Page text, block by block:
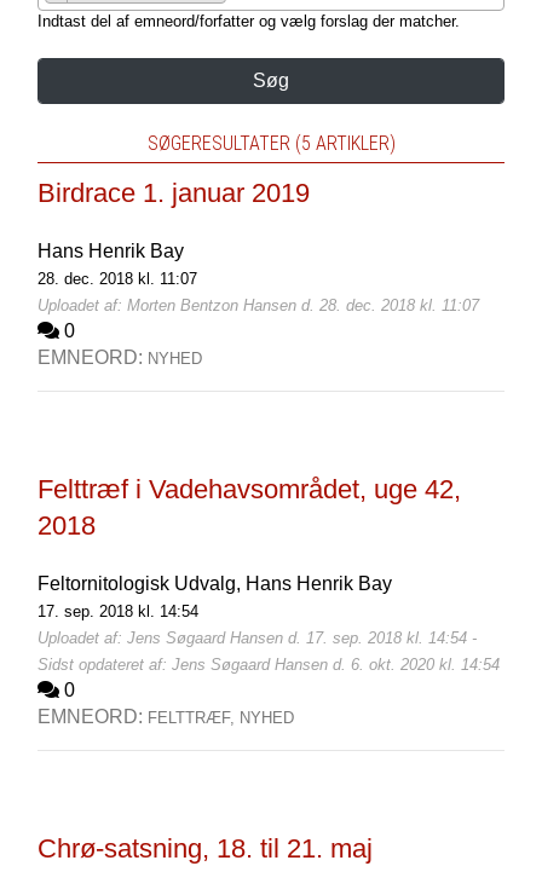
Indtast del af emneord/forfatter og vælg forslag der matcher.
Søg
SØGERESULTATER (5 ARTIKLER)
Birdrace 1. januar 2019
Hans Henrik Bay
28. dec. 2018 kl. 11:07
Uploadet af: Morten Bentzon Hansen d. 28. dec. 2018 kl. 11:07
0
EMNEORD: NYHED
Felttræf i Vadehavsområdet, uge 42,
2018
Feltornitologisk Udvalg, Hans Henrik Bay
17. sep. 2018 kl. 14:54
Uploadet af: Jens Søgaard Hansen d. 17. sep. 2018 kl. 14:54 -
Sidst opdateret af: Jens Søgaard Hansen d. 6. okt. 2020 kl. 14:54
0
EMNEORD: FELTTRÆF, NYHED
Chrø-satsning, 18. til 21. maj